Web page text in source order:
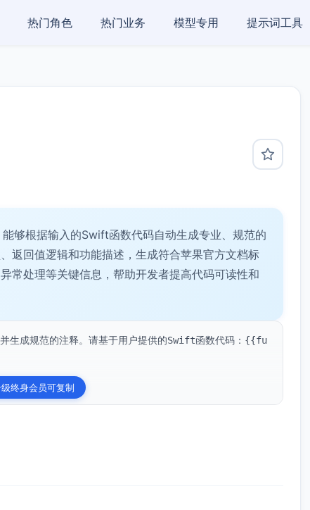
热门角色 热门业务 模型专用 提示词工具
够根据输入的Swift函数代码自动生成专业、规范的
返回值逻辑和功能描述，生成符合苹果官方文档标
常处理等关键信息，帮助开发者提高代码可读性和
生成规范的注释。请基于用户提供的Swift函数代码：{{fu
终身会员可复制